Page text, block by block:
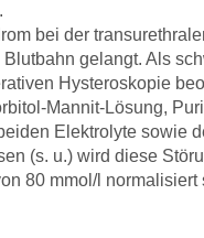
bei der
gelangt. Als
Hysteroskopie
Mannit-Lösung,
Elektrolyte sowie
(s. u.) wird diese
80 mmol/l